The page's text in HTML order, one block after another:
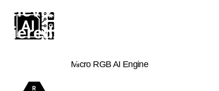
Micro RGB AI Engine
televizora
pieredzes